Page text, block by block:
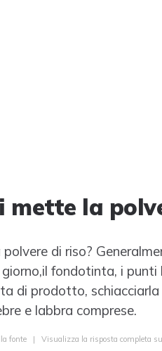
mette la
polvere di riso?
fondotinta, i punti
di prodotto,
e labbra comprese.
fonte | Visualizza la risposta completa